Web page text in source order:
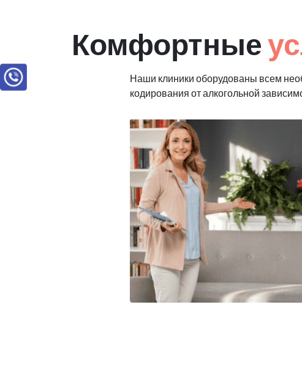
Комфортные
Наши клиники оборудованы всем
кодирования от алкогольной